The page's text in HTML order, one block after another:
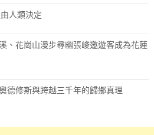
人類決定
、花崗山漫步尋幽張峻邀遊客成為花蓮
德修斯與跨越三千年的歸鄉真理